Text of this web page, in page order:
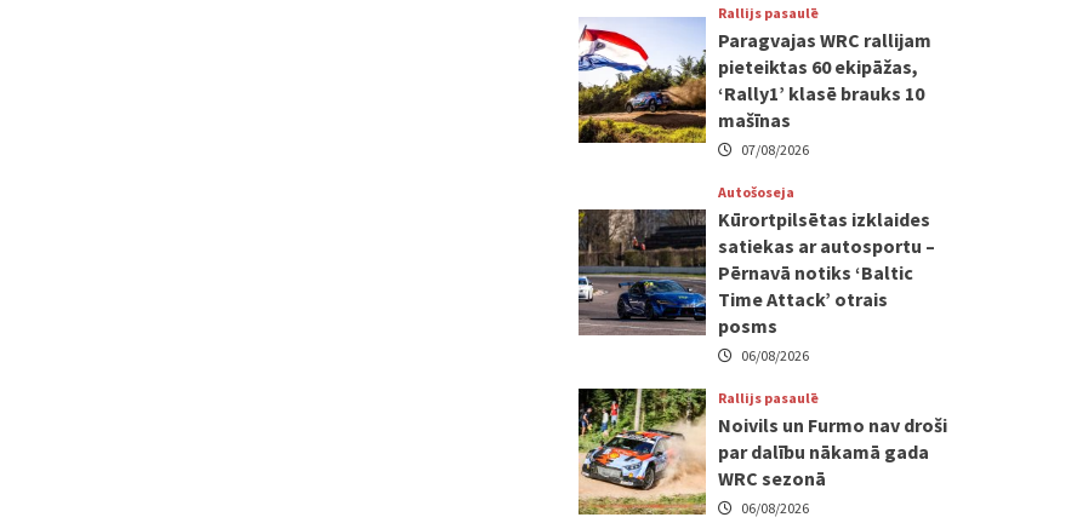
Rallijs pasaulē
Paragvajas WRC rallijam
pieteiktas 60 ekipāžas,
‘Rally1’ klasē brauks 10
mašīnas
07/08/2026
Autošoseja
Kūrortpilsētas izklaides
satiekas ar autosportu –
Pērnavā notiks ‘Baltic
Time Attack’ otrais
posms
06/08/2026
Rallijs pasaulē
Noivils un Furmo nav droši
par dalību nākamā gada
WRC sezonā
06/08/2026